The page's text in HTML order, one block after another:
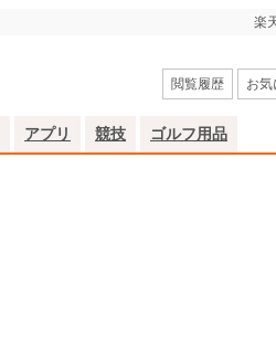
楽
閲覧履歴
お気
アプリ 競技 ゴルフ用品